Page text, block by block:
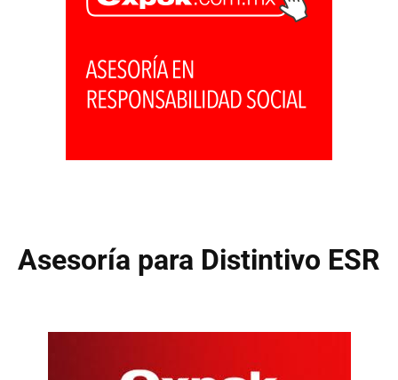
Asesoría para Distintivo ESR